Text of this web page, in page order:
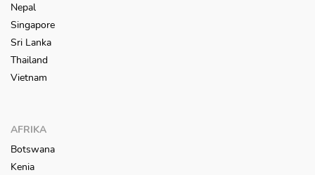
Nepal
Singapore
Sri Lanka
Thailand
Vietnam
AFRIKA
Botswana
Kenia